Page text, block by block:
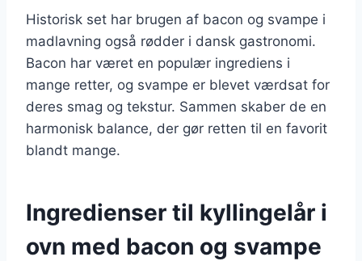
Historisk set har brugen af bacon og svampe i
madlavning også rødder i dansk gastronomi.
Bacon har været en populær ingrediens i
mange retter, og svampe er blevet værdsat for
deres smag og tekstur. Sammen skaber de en
harmonisk balance, der gør retten til en favorit
blandt mange.
Ingredienser til kyllingelår i
ovn med bacon og svampe